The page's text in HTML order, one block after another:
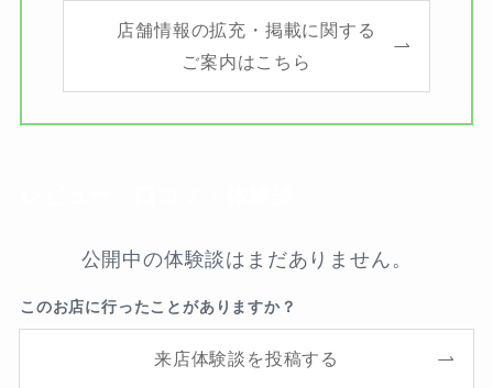
店舗情報の拡充・掲載に関する
ご案内はこちら
公開中の体験談はまだありません。
このお店に行ったことがありますか？
来店体験談を投稿する